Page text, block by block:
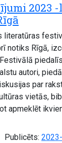
2023
literatūras
notiks Rīgā,
autori,
par
vietās,
apmeklēt
Publicēts: